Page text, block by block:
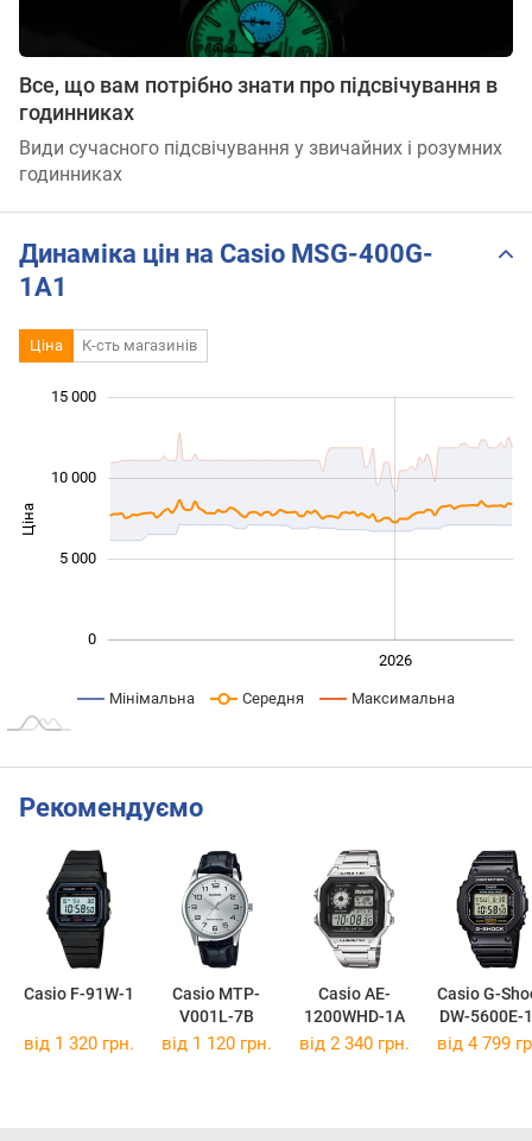
Все, що вам потрібно знати про підсвічування в
годинниках
Види сучасного підсвічування у звичайних і розумних
годинниках
Динаміка цін на Casio MSG-400G-
1A1
Ціна К-сть магазинів
Ціна
0
15 000
10 000
5 000
2026
Мінімальна Середня Максимальна
Рекомендуємо
Casio F-91W-1
Casio MTP-
V001L-7B
Casio AE-
1200WHD-1A
Casio G-
DW-5600E-
від 1 320 грн. від 1 120 грн. від 2 340 грн. від 4 799